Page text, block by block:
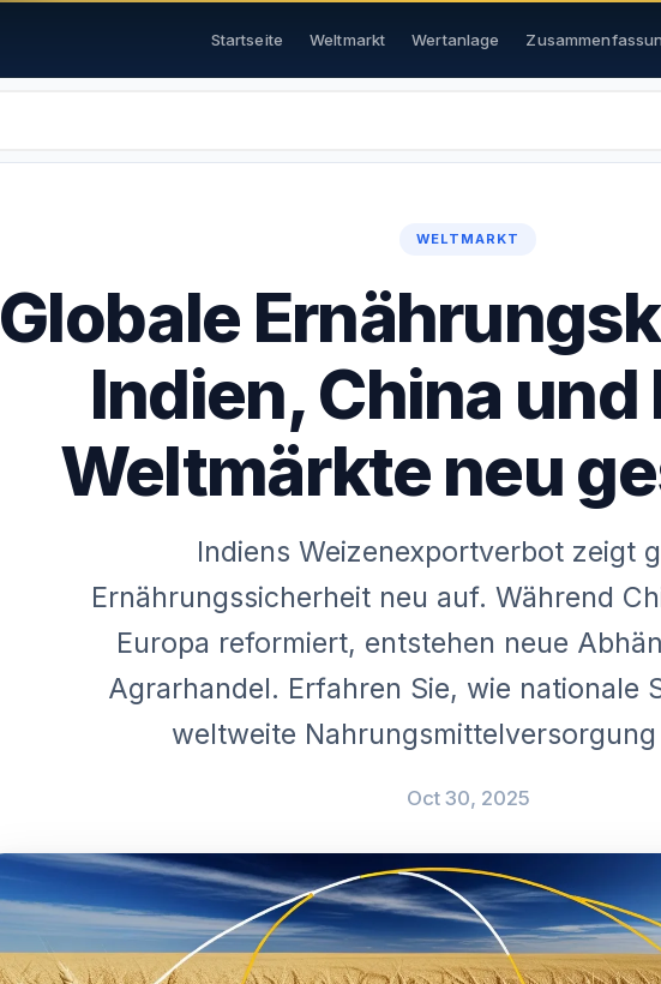
Startseite Weltmarkt Wertanlage
WELTMARKT
Globale
Indien, China und
Weltmärkte neu
Indiens Weizenexportverbot zeigt
Ernährungssicherheit neu auf. Während
Europa reformiert, entstehen neue
Agrarhandel. Erfahren Sie, wie nationale
weltweite
Oct 30, 2025